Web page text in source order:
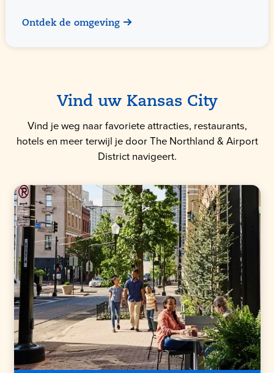
Ontdek de omgeving
Vind uw Kansas City
Vind je weg naar favoriete attracties, restaurants,
hotels en meer terwijl je door The Northland & Airport
District navigeert.